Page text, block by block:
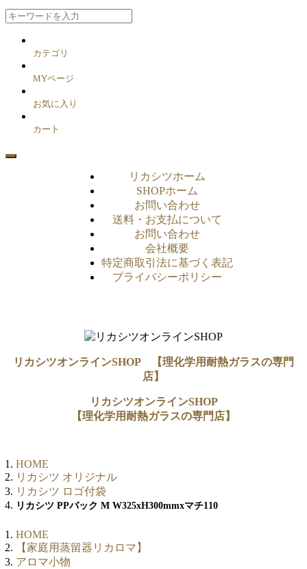
カテゴリ
MYページ
お気に入り
カート
リカシツホーム
SHOPホーム
お問い合わせ
送料・お支払について
お問い合わせ
会社概要
特定商取引法に基づく表記
プライバシーポリシー
リカシツオンラインSHOP 【理化学用耐熱ガラスの専門
店】
リカシツオンラインSHOP
【理化学用耐熱ガラスの専門店】
HOME
リカシツ オリジナル
リカシツ ロゴ付袋
リカシツ PPバック M W325xH300mmxマチ110
HOME
【家庭用蒸留器リカロマ】
アロマ小物